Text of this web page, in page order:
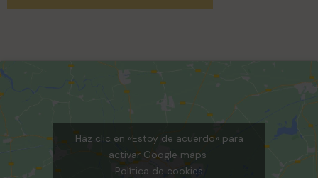
Haz clic en «Estoy de acuerdo» para
activar Google maps
Política de cookies